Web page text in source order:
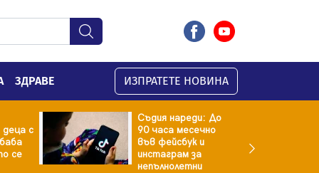
ЗДРАВЕ ИЗПРАТЕТЕ НОВИНА
с
се
Съдия нареди: До
90 часа месечно
във фейсбук и
инстаграм за
непълнолетни